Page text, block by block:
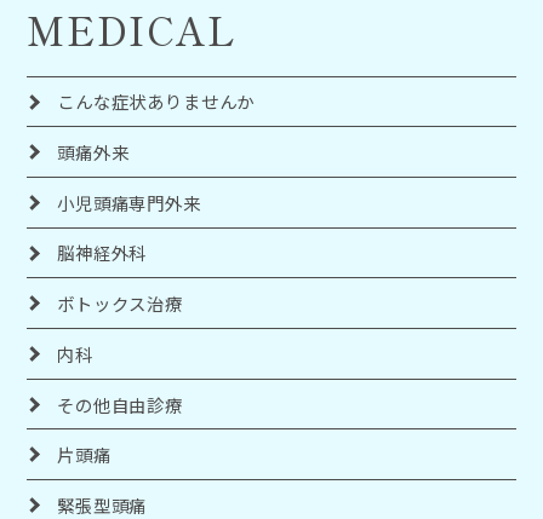
MEDICAL
こんな症状ありませんか
頭痛外来
小児頭痛専門外来
脳神経外科
ボトックス治療
内科
その他自由診療
片頭痛
緊張型頭痛